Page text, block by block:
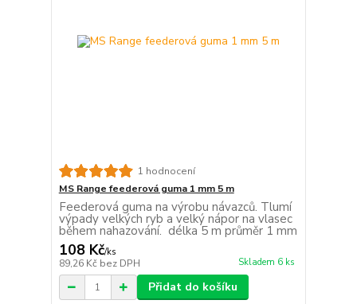
1 hodnocení
MS Range feederová guma 1 mm 5 m
Feederová guma na výrobu návazců. Tlumí
výpady velkých ryb a velký nápor na vlasec
během nahazování. délka 5 m průměr 1 mm
108 Kč/ks
89,26 Kč bez DPH Skladem 6 ks
Přidat do košíku